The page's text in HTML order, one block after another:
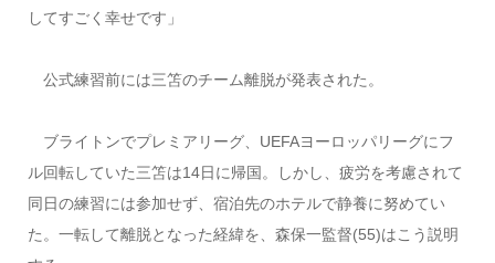
してすごく幸せです」
公式練習前には三笘のチーム離脱が発表された。
ブライトンでプレミアリーグ、UEFAヨーロッパリーグにフ
ル回転していた三笘は14日に帰国。しかし、疲労を考慮されて
同日の練習には参加せず、宿泊先のホテルで静養に努めてい
た。一転して離脱となった経緯を、森保一監督(55)はこう説明